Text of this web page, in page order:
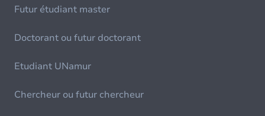
Futur étudiant master
Doctorant ou futur doctorant
Etudiant UNamur
Chercheur ou futur chercheur